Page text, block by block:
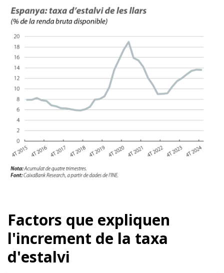
Factors que expliquen
l'increment de la taxa
d'estalvi